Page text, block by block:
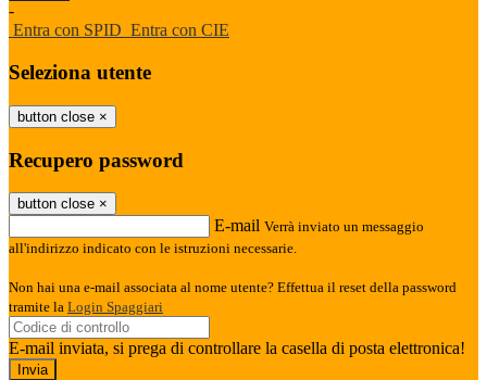
-
Entra con SPID Entra con CIE
Seleziona utente
button close ×
Recupero password
button close ×
E-mail Verrà inviato un messaggio
all'indirizzo indicato con le istruzioni necessarie.
Non hai una e-mail associata al nome utente? Effettua il reset della password
tramite la Login Spaggiari
E-mail inviata, si prega di controllare la casella di posta elettronica!